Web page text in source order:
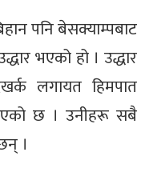
पनि बेसक्याम्पबाट
भएको हो । उद्धार
लगायत हिमपात
छ । उनीहरू सबै
।